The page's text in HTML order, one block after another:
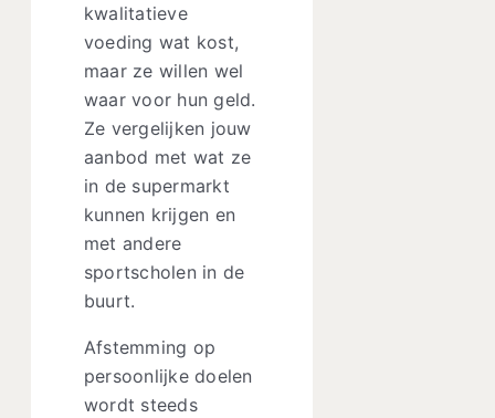
kwalitatieve
voeding wat kost,
maar ze willen wel
waar voor hun geld.
Ze vergelijken jouw
aanbod met wat ze
in de supermarkt
kunnen krijgen en
met andere
sportscholen in de
buurt.
Afstemming op
persoonlijke doelen
wordt steeds